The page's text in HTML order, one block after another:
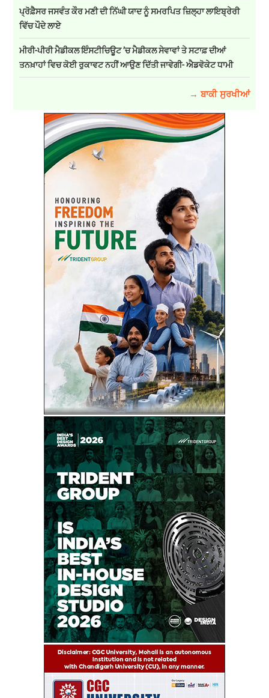
ਪ੍ਰੋਫ਼ੈਸਰ ਜਸਵੰਤ ਕੌਰ ਮਣੀ ਦੀ ਨਿੱਘੀ ਯਾਦ ਨੂੰ ਸਮਰਪਿਤ ਜ਼ਿਲ੍ਹਾ ਲਾਇਬ੍ਰੇਰੀ
ਵਿੱਚ ਪੌਦੇ ਲਾਏ
ਮੀਰੀ-ਪੀਰੀ ਮੈਡੀਕਲ ਇੰਸਟੀਚਿਊਟ ’ਚ ਮੈਡੀਕਲ ਸੇਵਾਵਾਂ ਤੇ ਸਟਾਫ਼ ਦੀਆਂ
ਤਨਖ਼ਾਹਾਂ ਵਿਚ ਕੋਈ ਰੁਕਾਵਟ ਨਹੀਂ ਆਉਣ ਦਿੱਤੀ ਜਾਵੇਗੀ- ਐਡਵੋਕੇਟ ਧਾਮੀ
→ ਬਾਕੀ ਸੁਰਖੀਆਂ